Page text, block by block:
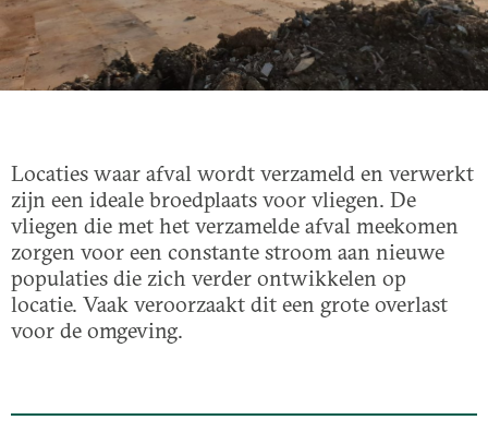
Locaties waar afval wordt verzameld en verwerkt
zijn een ideale broedplaats voor vliegen. De
vliegen die met het verzamelde afval meekomen
zorgen voor een constante stroom aan nieuwe
populaties die zich verder ontwikkelen op
locatie. Vaak veroorzaakt dit een grote overlast
voor de omgeving.